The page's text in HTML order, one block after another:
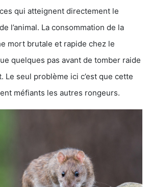
qui atteignent directement le
l’animal. La consommation de la
mort brutale et rapide chez le
quelques pas avant de tomber raide
Le seul problème ici c’est que cette
méfiants les autres rongeurs.